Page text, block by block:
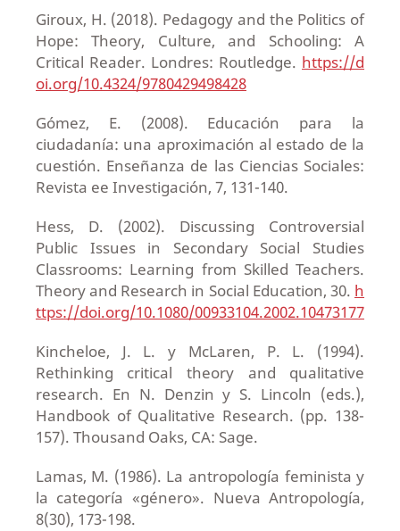
Giroux, H. (2018). Pedagogy and the Politics of
Hope: Theory, Culture, and Schooling: A
Critical Reader. Londres: Routledge. https://d
oi.org/10.4324/9780429498428
Gómez, E. (2008). Educación para la
ciudadanía: una aproximación al estado de la
cuestión. Enseñanza de las Ciencias Sociales:
Revista ee Investigación, 7, 131-140.
Hess, D. (2002). Discussing Controversial
Public Issues in Secondary Social Studies
Classrooms: Learning from Skilled Teachers.
Theory and Research in Social Education, 30. h
ttps://doi.org/10.1080/00933104.2002.10473177
Kincheloe, J. L. y McLaren, P. L. (1994).
Rethinking critical theory and qualitative
research. En N. Denzin y S. Lincoln (eds.),
Handbook of Qualitative Research. (pp. 138-
157). Thousand Oaks, CA: Sage.
Lamas, M. (1986). La antropología feminista y
la categoría «género». Nueva Antropología,
8(30), 173-198.